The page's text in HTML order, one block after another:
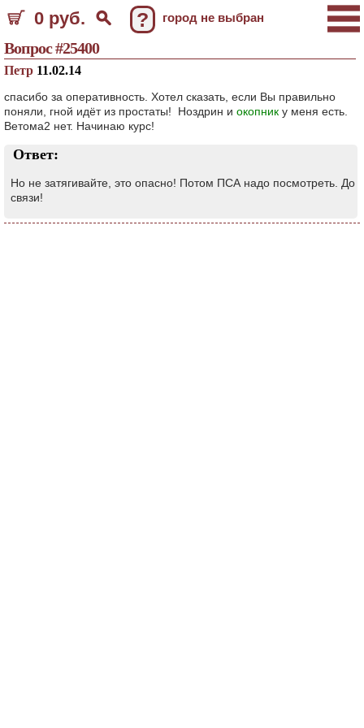
0 руб. ? город не выбран
Вопрос #25400
Петр 11.02.14
спасибо за оперативность. Хотел сказать, если Вы правильно
поняли, гной идёт из простаты! Ноздрин и окопник у меня есть.
Ветома2 нет. Начинаю курс!
Ответ:
Но не затягивайте, это опасно! Потом ПСА надо посмотреть. До
связи!